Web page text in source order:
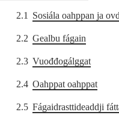
2.1 Sosiála oahppan ja
2.2 Gealbu fágain
2.3 Vuođđogálggat
2.4 Oahppat oahppat
2.5 Fágaidrasttideaddji